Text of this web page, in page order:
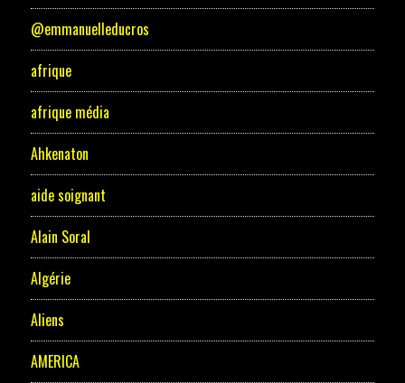
@emmanuelleducros
afrique
afrique média
Ahkenaton
aide soignant
Alain Soral
Algérie
Aliens
AMERICA